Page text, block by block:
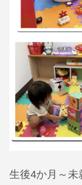
生後4か月～未